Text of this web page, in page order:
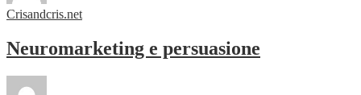
Crisandcris.net
Neuromarketing e persuasione